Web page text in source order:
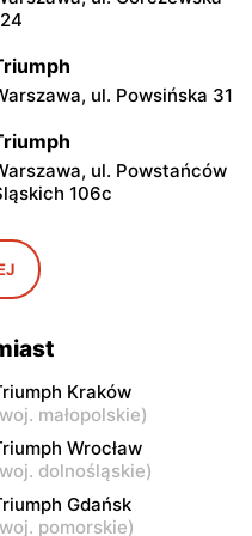
ul. Powsińska 31
ul. Powstańców
106c
ul. Puławska
ul. plac
Czerwca 1976 Roku 6
Kraków
woj. małopolskie)
Wrocław
woj. dolnośląskie)
Gdańsk
woj. pomorskie)